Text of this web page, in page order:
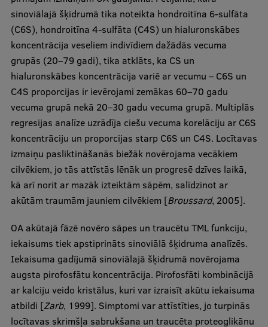
sinoviālajā šķidrumā tika noteikta hondroitīna 6-sulfāta
(C6S), hondroitīna 4-sulfāta (C4S) un hialuronskābes
koncentrācija veseliem indivīdiem dažādās vecuma
grupās (20–79 gadi), tika atklāts, ka CS un
hialuronskābes koncentrācija variē ar vecumu – C6S un
C4S proporcijas ir ievērojami zemākas 60–70 gadu
vecuma grupā nekā 20–30 gadu vecuma grupā. Multiplās
regresijas analīze uzrādīja ciešu vecuma korelāciju ar C6S
koncentrāciju un proporcijas starp C6S un C4S. Locītavas
izmaiņu pasliktināšanās biežāk novērojama vecākiem
cilvēkiem, jo tās attīstās lēnāk un progresē dzīves laikā,
kā arī norit ar mazāk izteiktām sāpēm, salīdzinot ar
akūtām traumām jauniem cilvēkiem [Broussard, 2005].
OA akūtajā fāzē novēro sāpes un traucētu TML funkciju,
iekaisums tiek apstiprināts sinoviālā šķidruma analīzēs.
Iekaisuma gadījumā sinoviālajā šķidrumā novērojama
augsta pirofosfātu koncentrācija. Pirofosfāti kombinācijā
ar kalciju veido kristālus, kuri var izraisīt akūtu iekaisuma
atbildi [Zarb, 1999]. Simptomi var attīstīties, jo turpinās
locītavas skrimšļa sabrukšana un traucēta proteoglikānu